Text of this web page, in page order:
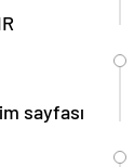
sayfası